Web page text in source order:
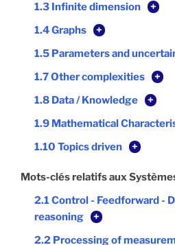
1.3 Infinite dimension
+
1.4 Graphs
+
1.5 Parameters and
1.7 Other complexities
+
1.8 Data / Knowledge
+
1.9 Mathematical
1.10 Topics driven
+
Mots-clés relatifs aux
2.1 Control - Feedforward -
reasoning
+
2.2 Processing of